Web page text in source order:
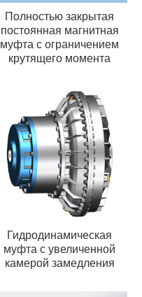
Полностью закрытая
постоянная магнитная
муфта с ограничением
крутящего момента
Гидродинамическая
муфта с увеличенной
камерой замедления